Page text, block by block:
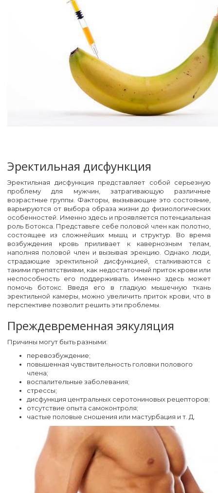
Эректильная дисфункция
Эректильная дисфункция представляет собой серьезную
проблему для мужчин, затрагивающую различные
возрастные группы. Факторы, вызывающие это состояние,
варьируются от выбора образа жизни до физиологических
особенностей. Именно здесь и проявляется потенциальная
роль Ботокса. Представьте себе половой член как полотно,
состоящее из сложнейших мышц и структур. Во время
возбуждения кровь приливает к кавернозным телам,
наполняя половой член и вызывая эрекцию. Однако люди,
страдающие эректильной дисфункцией, сталкиваются с
такими препятствиями, как недостаточный приток крови или
неспособность его поддерживать. Именно здесь может
помочь ботокс. Введя его в гладкую мышечную ткань
эректильной камеры, можно увеличить приток крови, что в
перспективе позволит решить эти проблемы.
Преждевременная эякуляция
Причины могут быть разными:
перевозбуждение;
повышенная чувствительность головки полового
члена;
воспалительные заболевания;
стрессы;
дисфункция центральных серотониновых рецепторов;
отсутствие опыта самоконтроля;
частые половые сношения или мастурбация и т. Д.